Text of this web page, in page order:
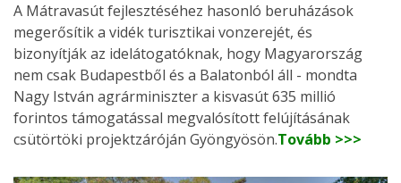
A Mátravasút fejlesztéséhez hasonló beruházások
megerősítik a vidék turisztikai vonzerejét, és
bizonyítják az idelátogatóknak, hogy Magyarország
nem csak Budapestből és a Balatonból áll - mondta
Nagy István agrárminiszter a kisvasút 635 millió
forintos támogatással megvalósított felújításának
csütörtöki projektzáróján Gyöngyösön.Tovább >>>